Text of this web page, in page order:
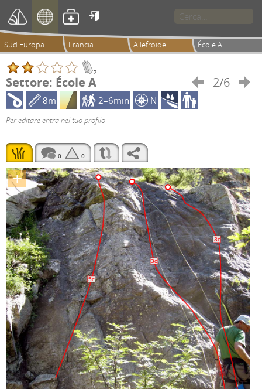

Sud Europa Francia Ailefroide École A
2
Settore: École A  2/6

8m
2–6min N
Per editare entra nel tuo profilo
0 0
+
5c
3c
3c